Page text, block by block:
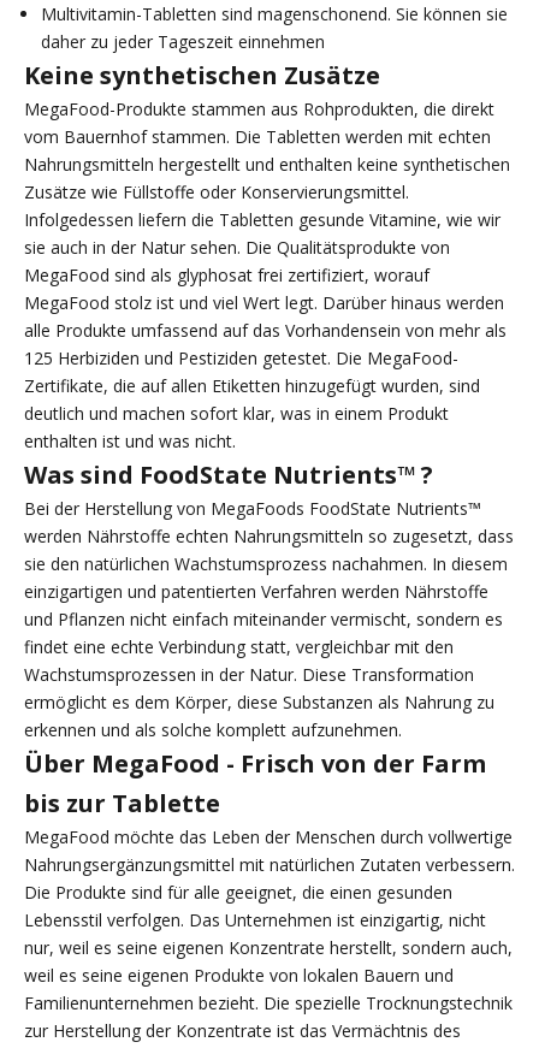
Multivitamin-Tabletten sind magenschonend. Sie können sie
daher zu jeder Tageszeit einnehmen
Keine synthetischen Zusätze
MegaFood-Produkte stammen aus Rohprodukten, die direkt
vom Bauernhof stammen. Die Tabletten werden mit echten
Nahrungsmitteln hergestellt und enthalten keine synthetischen
Zusätze wie Füllstoffe oder Konservierungsmittel.
Infolgedessen liefern die Tabletten gesunde Vitamine, wie wir
sie auch in der Natur sehen. Die Qualitätsprodukte von
MegaFood sind als glyphosat frei zertifiziert, worauf
MegaFood stolz ist und viel Wert legt. Darüber hinaus werden
alle Produkte umfassend auf das Vorhandensein von mehr als
125 Herbiziden und Pestiziden getestet. Die MegaFood-
Zertifikate, die auf allen Etiketten hinzugefügt wurden, sind
deutlich und machen sofort klar, was in einem Produkt
enthalten ist und was nicht.
Was sind FoodState Nutrients™ ?
Bei der Herstellung von MegaFoods FoodState Nutrients™
werden Nährstoffe echten Nahrungsmitteln so zugesetzt, dass
sie den natürlichen Wachstumsprozess nachahmen. In diesem
einzigartigen und patentierten Verfahren werden Nährstoffe
und Pflanzen nicht einfach miteinander vermischt, sondern es
findet eine echte Verbindung statt, vergleichbar mit den
Wachstumsprozessen in der Natur. Diese Transformation
ermöglicht es dem Körper, diese Substanzen als Nahrung zu
erkennen und als solche komplett aufzunehmen.
Über MegaFood - Frisch von der Farm
bis zur Tablette
MegaFood möchte das Leben der Menschen durch vollwertige
Nahrungsergänzungsmittel mit natürlichen Zutaten verbessern.
Die Produkte sind für alle geeignet, die einen gesunden
Lebensstil verfolgen. Das Unternehmen ist einzigartig, nicht
nur, weil es seine eigenen Konzentrate herstellt, sondern auch,
weil es seine eigenen Produkte von lokalen Bauern und
Familienunternehmen bezieht. Die spezielle Trocknungstechnik
zur Herstellung der Konzentrate ist das Vermächtnis des